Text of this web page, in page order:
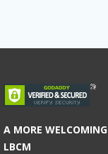
A MORE WELCOMING
LBCM